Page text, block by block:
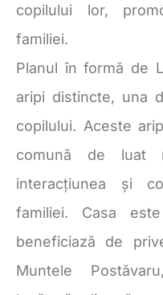
copilului lor,
familiei.
Planul în formă de
aripi distincte, una
copilului. Aceste
comună de luat
interacțiunea și
familiei. Casa
beneficiază de
Muntele